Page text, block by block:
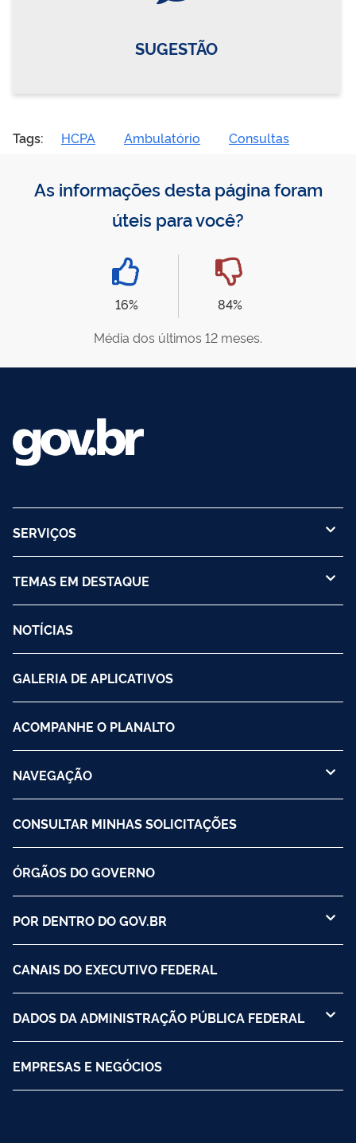
SUGESTÃO
Tags: HCPA Ambulatório Consultas
As informações desta página foram
úteis para você?
16%
84%
Média dos últimos 12 meses.
SERVIÇOS
TEMAS EM DESTAQUE
NOTÍCIAS
GALERIA DE APLICATIVOS
ACOMPANHE O PLANALTO
NAVEGAÇÃO
CONSULTAR MINHAS SOLICITAÇÕES
ÓRGÃOS DO GOVERNO
POR DENTRO DO GOV.BR
CANAIS DO EXECUTIVO FEDERAL
DADOS DA ADMINISTRAÇÃO PÚBLICA FEDERAL
EMPRESAS E NEGÓCIOS